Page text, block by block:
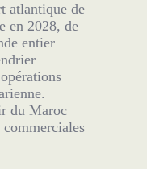
atlantique de
en 2028, de
entier
du Maroc